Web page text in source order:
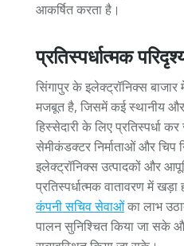
आकर्षित करता है।
प्रतिस्पर्धात्मक
सिंगापुर के इलेक्ट्रॉनिक्स बाजार
मजबूत है, जिसमें कई स्थानीय और
हिस्सेदारी के लिए प्रतिस्पर्धा
सेमीकंडक्टर निर्माताओं और चिप
इलेक्ट्रॉनिक्स उत्पादकों और
प्रतिस्पर्धात्मक वातावरण में
कंपनी सचिव सेवाओंका लाभ
पालन सुनिश्चित किया जा सके